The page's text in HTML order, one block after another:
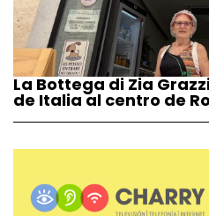
La Bottega di Zia
de Italia al centro de